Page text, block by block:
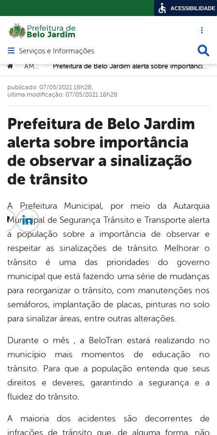
Acesso
Abrir menu principal de navegação
Serviços e Informações
Você está aqui:
> AMTT > Prefeitura de Belo Jardim alerta sobre importância de observar a sinalização de trânsito
Prefeitura de Belo Jardim
alerta sobre importância
de observar a sinalização
de trânsito
publicado: 07/05/2021 18h28,
última modificação: 07/05/2021 18h28
A Prefeitura Municipal, por meio da Autarquia
Municipal de Segurança Trânsito e Transporte alerta
a população sobre a importância de observar e
respeitar as sinalizações de trânsito. Melhorar o
trânsito é uma das prioridades do governo
municipal que está fazendo uma série de mudanças
para reorganizar o trânsito, com manutenções nos
semáforos, implantação de placas, pinturas no solo
para sinalizar áreas, entre outras alterações.
Durante o mês , a BeloTran estará realizando no
município mais momentos de educação no
trânsito. Para que a população entenda que seus
direitos e deveres, garantindo a segurança e a
fluidez do trânsito.
A maioria dos acidentes são decorrentes de
infrações de trânsito que, de alguma forma, não
Twitter
Linkedin
ACESSIBILIDADE